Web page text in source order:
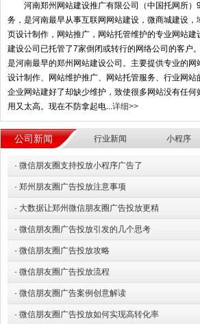
河南郑州网站建设推广有限公司（中国托网所）
务，是河南最早从事互联网网站建设，微商城建设，
页设计制作，网站推广，网站托管维护的专业网站
建设公司已托管了7家倒闭或转行的网络公司的客户
是河南最早的郑州网站建设公司。主要提供专业的
设计制作、网站维护推广、网站托管服务、行业网
企业网站建好了却缺少维护，致使很多网站没有任
用又太高。现在不防拿起电...详细>>
公司新闻 行业新闻 小程序
· 微信朋友圈支持投放小程序广告了
· 郑州朋友圈广告投放注意事项
· 大数据让郑州微信朋友圈广告投放更精
· 微信朋友圈广告投放引发的几个思考
· 微信朋友圈广告投放攻略
· 微信朋友圈广告投放流程
· 微信朋友圈广告案例创意解读
· 微信朋友圈广告投放如何实现高转化率